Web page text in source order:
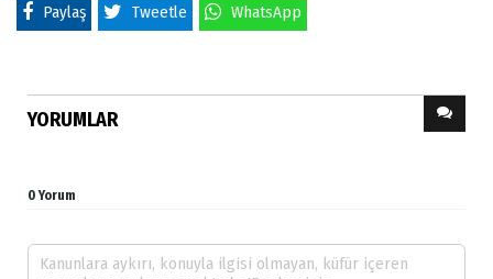
Paylaş Tweetle WhatsApp
YORUMLAR
0 Yorum